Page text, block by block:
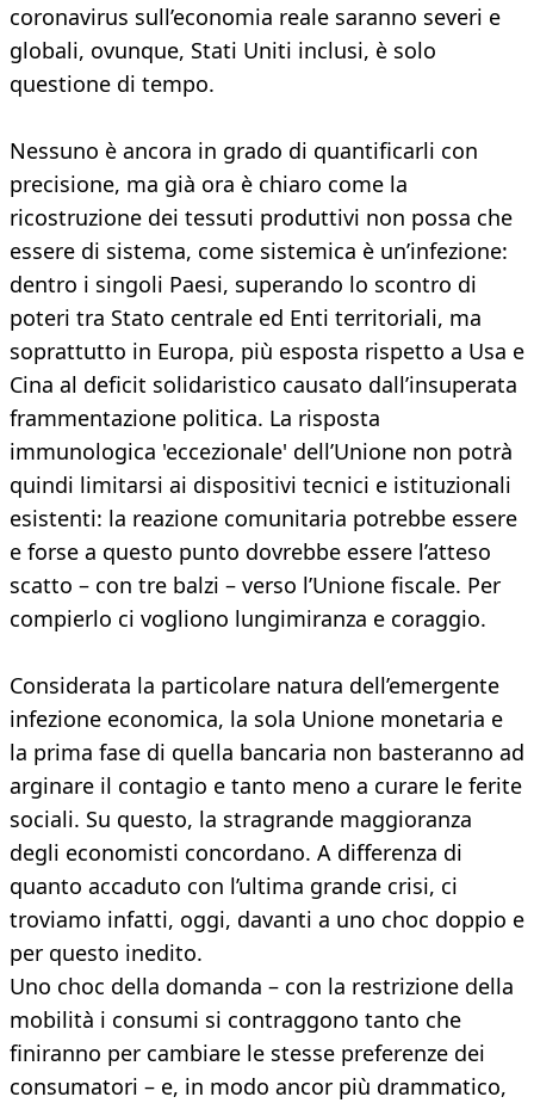
coronavirus sull’economia reale saranno severi e
globali, ovunque, Stati Uniti inclusi, è solo
questione di tempo.
Nessuno è ancora in grado di quantificarli con
precisione, ma già ora è chiaro come la
ricostruzione dei tessuti produttivi non possa che
essere di sistema, come sistemica è un’infezione:
dentro i singoli Paesi, superando lo scontro di
poteri tra Stato centrale ed Enti territoriali, ma
soprattutto in Europa, più esposta rispetto a Usa e
Cina al deficit solidaristico causato dall’insuperata
frammentazione politica. La risposta
immunologica 'eccezionale' dell’Unione non potrà
quindi limitarsi ai dispositivi tecnici e istituzionali
esistenti: la reazione comunitaria potrebbe essere
e forse a questo punto dovrebbe essere l’atteso
scatto – con tre balzi – verso l’Unione fiscale. Per
compierlo ci vogliono lungimiranza e coraggio.
Considerata la particolare natura dell’emergente
infezione economica, la sola Unione monetaria e
la prima fase di quella bancaria non basteranno ad
arginare il contagio e tanto meno a curare le ferite
sociali. Su questo, la stragrande maggioranza
degli economisti concordano. A differenza di
quanto accaduto con l’ultima grande crisi, ci
troviamo infatti, oggi, davanti a uno choc doppio e
per questo inedito.
Uno choc della domanda – con la restrizione della
mobilità i consumi si contraggono tanto che
finiranno per cambiare le stesse preferenze dei
consumatori – e, in modo ancor più drammatico,